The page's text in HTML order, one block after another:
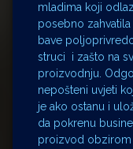
mladima koji
posebno
bave
struci i zašto na
proizvodnju.
nepošteni uvjeti
je ako ostanu i
da pokrenu
proizvod obzirom